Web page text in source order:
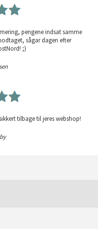
pengene indsat samme
sågar dagen efter
;)
tilbage til jeres webshop!